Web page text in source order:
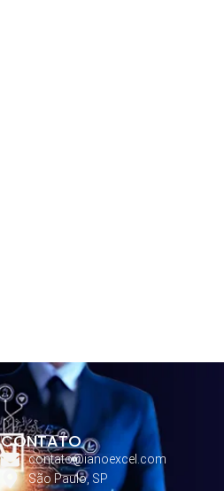
CONTATO
contato@ianoexcel.com
São Paulo, SP